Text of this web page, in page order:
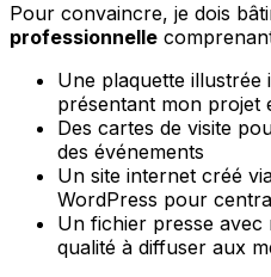
Pour convaincre, je dois
professionnelle
Une plaquette illustrée
présentant mon projet
Des cartes de visite
des événements
Un site internet créé
WordPress pour
Un fichier presse avec
qualité à diffuser aux